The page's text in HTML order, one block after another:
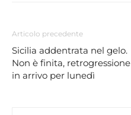
Articolo precedente
Sicilia addentrata nel gelo.
Non è finita, retrogressione
in arrivo per lunedì